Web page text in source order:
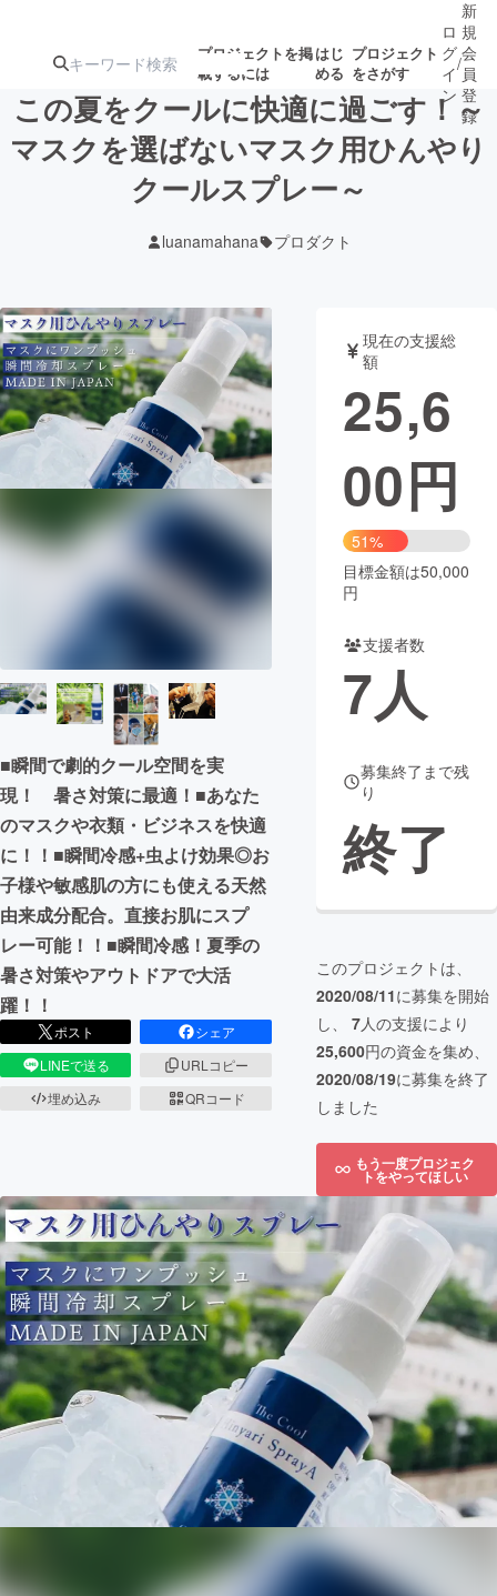
プロジェクトを掲
載するには
はじ
める
プロジェクト
をさがす
注目のリ 注目の新着プロ募集終了が近いプ
テクノロジー・ガジェット
映像・映画 書籍・雑誌
ビジネス・起業 チャレンジ
まちづくり・地域活性化
CAMPFIRE for Social Good CAMPFIRE Creation
CAMPFIREふるさと納税
コミュニティ
ロ
グ
イ
ン
/
新
規
会
員
登
録
この夏をクールに快適に過ごす！～
マスクを選ばないマスク用ひんやり
クールスプレー～
luanamahana プロダクト
■瞬間で劇的クール空間を実
現！ 暑さ対策に最適！■あなた
のマスクや衣類・ビジネスを快適
に！！■瞬間冷感+虫よけ効果◎お
子様や敏感肌の方にも使える天然
由来成分配合。直接お肌にスプ
レー可能！！■瞬間冷感！夏季の
暑さ対策やアウトドアで大活
躍！！
ポスト
シェア
LINEで送る
URLコピー
埋め込み
QRコード
現在の支援総
額
25,6
00円
51%
目標金額は50,000
円
支援者数
7人
募集終了まで残
り
終了
このプロジェクトは、
2020/08/11に募集を開始
し、 7人の支援により
25,600円の資金を集め、
2020/08/19に募集を終了
しました
もう一度プロジェク
トをやってほしい